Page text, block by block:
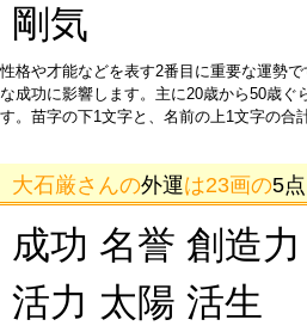
剛気
性格や才能などを表す2番目に重要な運勢
な成功に影響します。主に20歳から50歳ぐ
す。苗字の下1文字と、名前の上1文字の合
大石厳さんの外運は23画の5点
成功 名誉 創造
活力 太陽 活生